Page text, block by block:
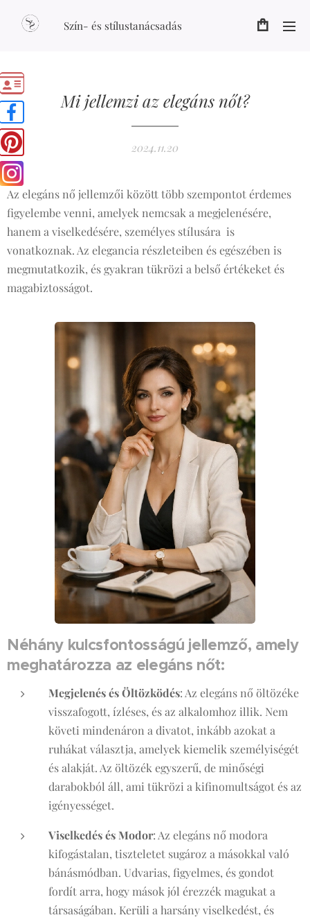
Szín- és stílustanácsadás
Mi jellemzi az elegáns nőt?
2024.11.20
Az elegáns nő jellemzői között több szempontot érdemes
figyelembe venni, amelyek nemcsak a megjelenésére,
hanem a viselkedésére, személyes stílusára is
vonatkoznak. Az elegancia részleteiben és egészében is
megmutatkozik, és gyakran tükrözi a belső értékeket és
magabiztosságot.
Néhány kulcsfontosságú jellemző, amely
meghatározza az elegáns nőt:
Megjelenés és Öltözködés: Az elegáns nő öltözéke
visszafogott, ízléses, és az alkalomhoz illik. Nem
követi mindenáron a divatot, inkább azokat a
ruhákat választja, amelyek kiemelik személyiségét
és alakját. Az öltözék egyszerű, de minőségi
darabokból áll, ami tükrözi a kifinomultságot és az
igényességet​.
Viselkedés és Modor: Az elegáns nő modora
kifogástalan, tiszteletet sugároz a másokkal való
bánásmódban. Udvarias, figyelmes, és gondot
fordít arra, hogy mások jól érezzék magukat a
társaságában. Kerüli a harsány viselkedést, és